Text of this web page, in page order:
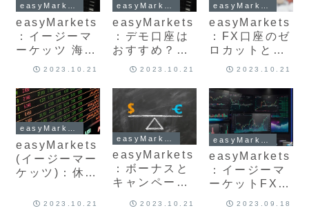
easyMarkets
easyMarkets
：イージーマ
ーケッツ 海外
FX 法人口座
必要書類につ
いて最新版 お
すすめ?
2023.10.21
easyMarkets
easyMarkets
：デモ口座は
おすすめ？開
設方法、特徴
新版を解説
2023.10.21
easyMarkets
easyMarkets
：FX口座のゼ
ロカットとロ
スカットのル
件を最新版解
説
2023.10.21
easyMarkets
(イージーマー
ケッツ)：休眠
解約、退会方
2023.10.21
easyMarkets
：ボーナスと
キャンペーン
開設、入金ボ
2023.10.21
easyMarkets
：イージーマ
ーケットFXの
2023.09.18